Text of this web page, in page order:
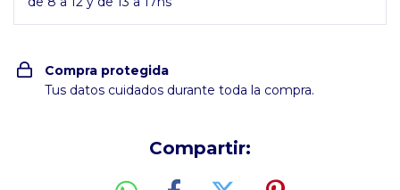
Compra protegida
Tus datos cuidados durante toda la compra.
Compartir: